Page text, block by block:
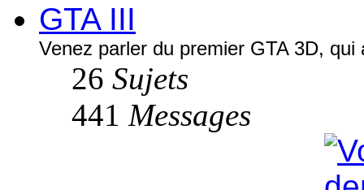
GTA III
Venez parler du premier GTA 3D,
26 Sujets
441 Messages